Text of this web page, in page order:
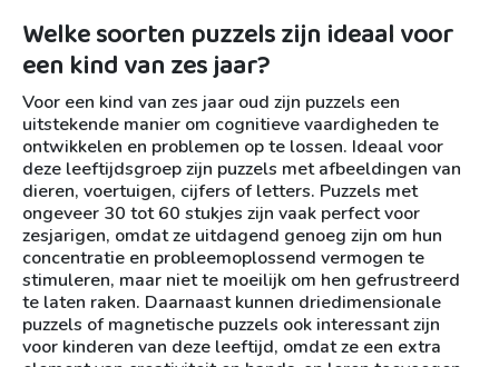
Welke soorten puzzels zijn ideaal voor
een kind van zes jaar?
Voor een kind van zes jaar oud zijn puzzels een
uitstekende manier om cognitieve vaardigheden te
ontwikkelen en problemen op te lossen. Ideaal voor
deze leeftijdsgroep zijn puzzels met afbeeldingen van
dieren, voertuigen, cijfers of letters. Puzzels met
ongeveer 30 tot 60 stukjes zijn vaak perfect voor
zesjarigen, omdat ze uitdagend genoeg zijn om hun
concentratie en probleemoplossend vermogen te
stimuleren, maar niet te moeilijk om hen gefrustreerd
te laten raken. Daarnaast kunnen driedimensionale
puzzels of magnetische puzzels ook interessant zijn
voor kinderen van deze leeftijd, omdat ze een extra